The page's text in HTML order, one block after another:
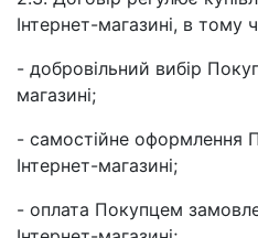
Інтернет-магазині, в тому
- добровільний вибір
магазині;
- самостійне оформлення
Інтернет-магазині;
- оплата Покупцем